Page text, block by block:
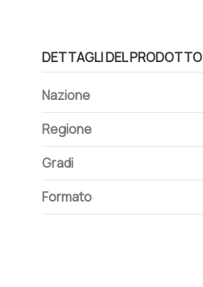
DETTAGLI DEL PRODOTTO
Nazione
Regione
Gradi
Formato